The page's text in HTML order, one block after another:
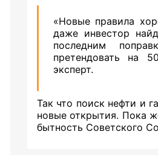
«Новые правила
даже инвестор
последним
претендовать на
эксперт.
Так что поиск нефти и
новые открытия. Пока
бытность Советского